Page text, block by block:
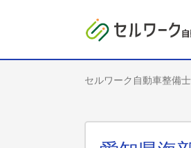
セルワーク自動車整備